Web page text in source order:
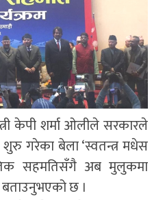
केपी शर्मा ओलीले सरकारले
शुरु गरेका बेला ‘स्वतन्त्र मधेस
सहमतिसँगै अब मुलुकमा
बताउनुभएको छ ।